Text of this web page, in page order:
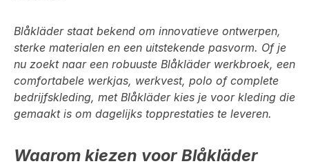
Blåkläder staat bekend om innovatieve ontwerpen,
sterke materialen en een uitstekende pasvorm. Of je
nu zoekt naar een robuuste Blåkläder werkbroek, een
comfortabele werkjas, werkvest, polo of complete
bedrijfskleding, met Blåkläder kies je voor kleding die
gemaakt is om dagelijks topprestaties te leveren.
Waarom kiezen voor Blåkläder